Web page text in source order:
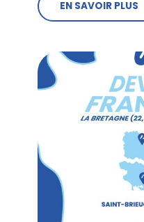
EN SAVOIR PLUS